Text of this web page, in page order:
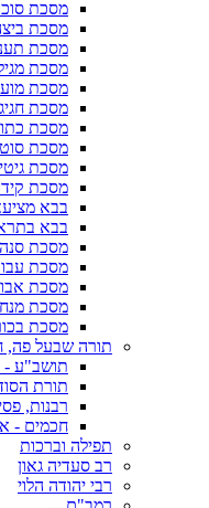
מסכת
מסכת
מסכת
מסכת
מסכת
מסכת
מסכת
מסכת
מסכת
מסכת
בבא
בבא
מסכת
מסכת
מסכת
מסכת
מסכת
תורה שבעל פה,
תושב"ע -
תורת
רבנות,
חכמים -
תפילה וברכות
רב סעדיה גאון
רבי יהודה הלוי